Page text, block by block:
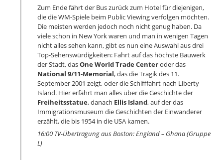
Zum Ende fährt der Bus zurück zum Hotel für diejenigen,
die die WM-Spiele beim Public Viewing verfolgen möchten.
Die meisten werden jedoch noch nicht genug haben. Da
viele schon in New York waren und man in wenigen Tagen
nicht alles sehen kann, gibt es nun eine Auswahl aus drei
Top-Sehenswürdigkeiten: Fahrt auf das höchste Bauwerk
der Stadt, dasOne World Trade Centeroder das
National 9/11-Memorial, das die Tragik des 11.
September 2001 zeigt, oder die Schifffahrt nach Liberty
Island. Hier erfährt man alles über die Geschichte der
Freiheitsstatue, danach Ellis Island, auf der das
Immigrationsmuseum die Geschichten der Einwanderer
erzählt, die bis 1954 in die USA kamen.
16:00 TV-Übertragung aus Boston: England – Ghana (Gruppe
L)